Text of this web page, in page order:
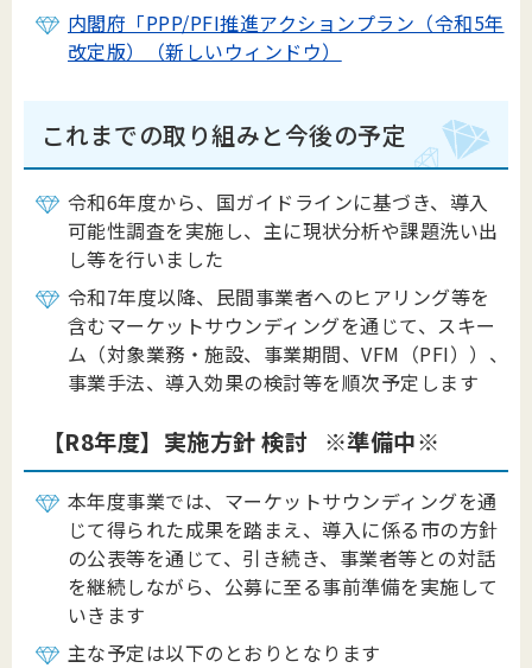
内閣府「PPP/PFI推進アクションプラン（令和5年
改定版）（新しいウィンドウ）
これまでの取り組みと今後の予定
令和6年度から、国ガイドラインに基づき、導入
可能性調査を実施し、主に現状分析や課題洗い出
し等を行いました
令和7年度以降、民間事業者へのヒアリング等を
含むマーケットサウンディングを通じて、スキー
ム（対象業務・施設、事業期間、VFM（PFI））、
事業手法、導入効果の検討等を順次予定します
【R8年度】実施方針 検討 ※準備中※
本年度事業では、マーケットサウンディングを通
じて得られた成果を踏まえ、導入に係る市の方針
の公表等を通じて、引き続き、事業者等との対話
を継続しながら、公募に至る事前準備を実施して
いきます
主な予定は以下のとおりとなります